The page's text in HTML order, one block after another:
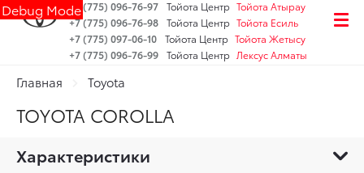
Debug Mode+7 (775) 096-76-97 Тойота Центр Тойота Атырау
+7 (775) 096-76-98 Тойота Центр Тойота Есиль
+7 (775) 097-06-10 Тойота Центр Тойота Жетысу
+7 (775) 096-76-99 Тойота Центр Лексус Алматы
Главная Toyota
TOYOTA COROLLA
Характеристики